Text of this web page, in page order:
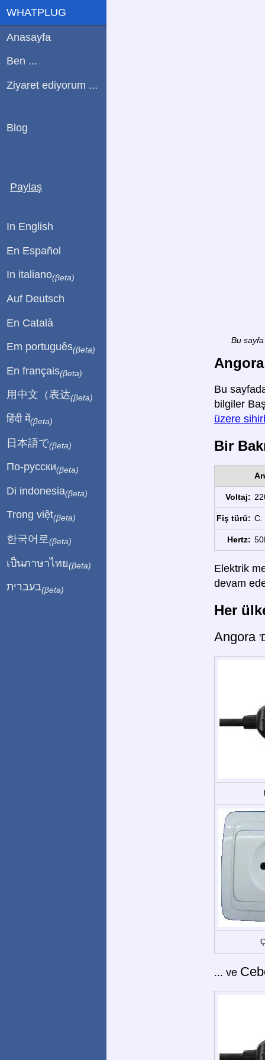
Bu
Bu
bilgiler
üzere
Bir
Voltaj:
Fiş türü: C.
Hertz:
Elektrik
devam
Her
Angora
... ve
WHATPLUG
Anasayfa
Ben ...
Ziyaret ediyorum ...
Blog
Paylaş
In English
En Español
In italiano(βeta)
Auf Deutsch
En Català
Em português(βeta)
En français(βeta)
用中文（表达(βeta)
हिंदी में(βeta)
日本語で(βeta)
По-русски(βeta)
Di indonesia(βeta)
Trong việt(βeta)
한국어로 (βeta)
เป็นภาษาไทย(βeta)
בעברית(βeta)